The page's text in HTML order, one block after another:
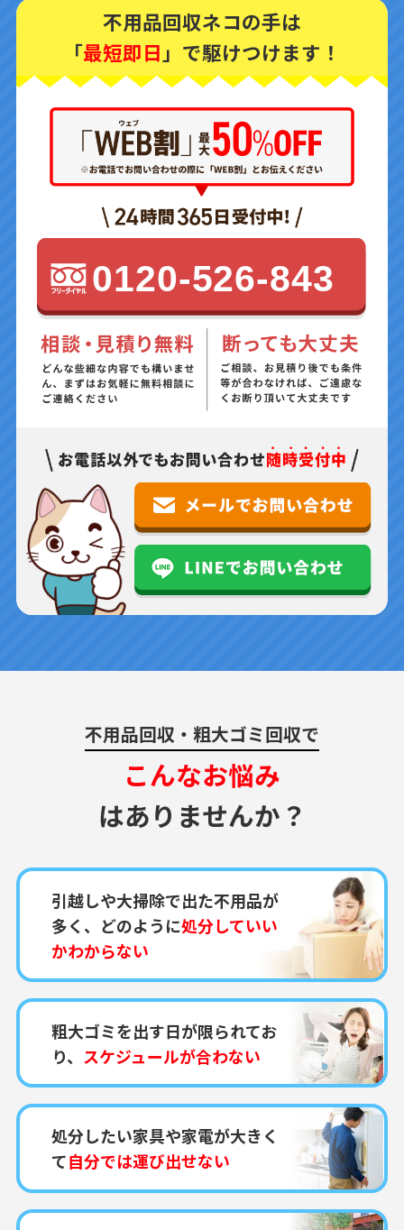
不用品回収ネコの手は
「最短即日 」で駆けつけます！
0120-526-843
不用品回収・粗大ゴミ回収で
こんなお悩み
はありませんか？
引越しや大掃除で出た不用品が
多く、どのように処分していい
かわからない
粗大ゴミを出す日が限られてお
り、 スケジュールが合わない
処分したい家具や家電が大きく
て自分では運び出せない